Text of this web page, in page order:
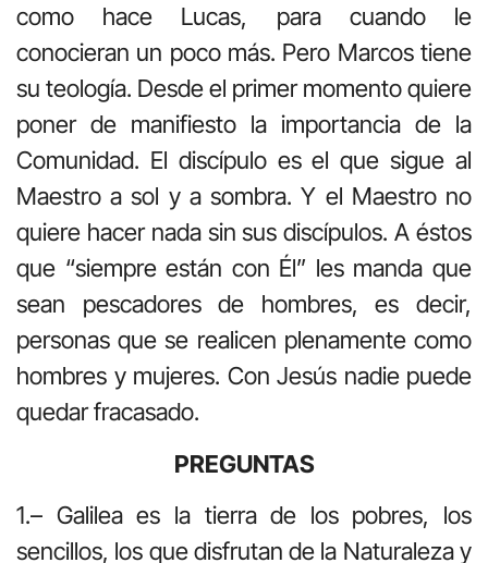
como hace Lucas, para cuando le
conocieran un poco más. Pero Marcos tiene
su teología. Desde el primer momento quiere
poner de manifiesto la importancia de la
Comunidad. El discípulo es el que sigue al
Maestro a sol y a sombra. Y el Maestro no
quiere hacer nada sin sus discípulos. A éstos
que “siempre están con Él” les manda que
sean pescadores de hombres, es decir,
personas que se realicen plenamente como
hombres y mujeres. Con Jesús nadie puede
quedar fracasado.
PREGUNTAS
1.– Galilea es la tierra de los pobres, los
sencillos, los que disfrutan de la Naturaleza y